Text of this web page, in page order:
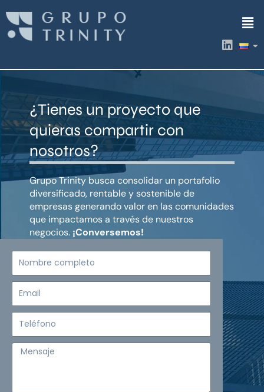
contenido
L
i
k
i
¿Tienes un proyecto que
quieras compartir con
nosotros?
Grupo Trinity busca consolidar un portafolio
diversificado, rentable y sostenible de
empresas generando valor en las comunidades
que impactamos a través de nuestros
negocios. ¡Conversemos!
Mensaje